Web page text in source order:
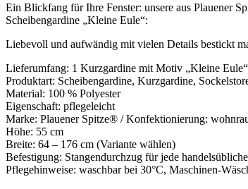
Ein Blickfang für Ihre Fenster: unsere aus Plauener
Scheibengardine „Kleine Eule“:
Liebevoll und aufwändig mit vielen Details bestickt
Lieferumfang: 1 Kurzgardine mit Motiv „Kleine
Produktart: Scheibengardine, Kurzgardine,
Material: 100 % Polyester
Eigenschaft: pflegeleicht
Marke: Plauener Spitze® / Konfektionierung:
Höhe: 55 cm
Breite: 64 – 176 cm (Variante wählen)
Befestigung: Stangendurchzug für jede
Pflegehinweise: waschbar bei 30°C, Maschinen-